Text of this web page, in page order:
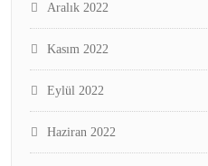
Aralık 2022
Kasım 2022
Eylül 2022
Haziran 2022